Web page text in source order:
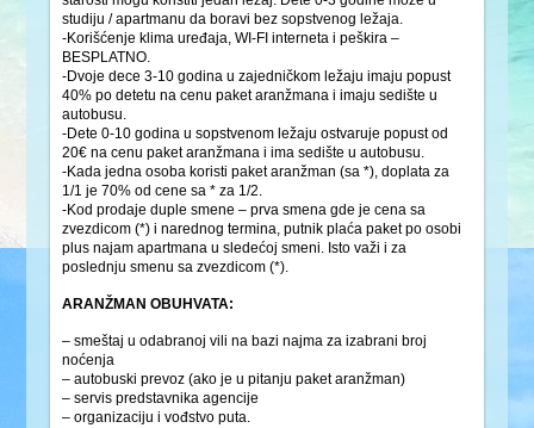
studiju / apartmanu da boravi bez sopstvenog ležaja.
-Korišćenje klima uređaja, WI-FI interneta i peškira –
BESPLATNO.
-Dvoje dece 3-10 godina u zajedničkom ležaju imaju popust
40% po detetu na cenu paket aranžmana i imaju sedište u
autobusu.
-Dete 0-10 godina u sopstvenom ležaju ostvaruje popust od
20€ na cenu paket aranžmana i ima sedište u autobusu.
-Kada jedna osoba koristi paket aranžman (sa *), doplata za
1/1 je 70% od cene sa * za 1/2.
-Kod prodaje duple smene – prva smena gde je cena sa
zvezdicom (*) i narednog termina, putnik plaća paket po osobi
plus najam apartmana u sledećoj smeni. Isto važi i za
poslednju smenu sa zvezdicom (*).
ARANŽMAN OBUHVATA:
– smeštaj u odabranoj vili na bazi najma za izabrani broj
noćenja
– autobuski prevoz (ako je u pitanju paket aranžman)
– servis predstavnika agencije
– organizaciju i vođstvo puta.